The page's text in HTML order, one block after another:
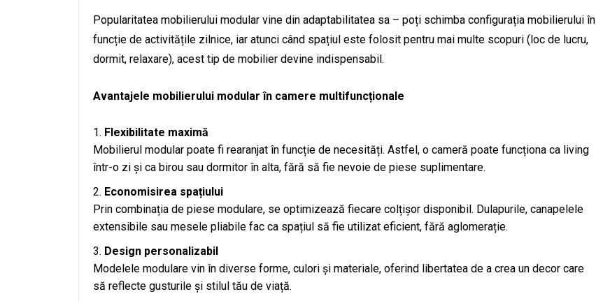
Popularitatea mobilierului modular vine din adaptabilitatea sa – poți schimba configurația mobilierului în
funcție de activitățile zilnice, iar atunci când spațiul este folosit pentru mai multe scopuri (loc de lucru,
dormit, relaxare), acest tip de mobilier devine indispensabil.
Avantajele mobilierului modular în camere multifuncționale
Flexibilitate maximă
Mobilierul modular poate fi rearanjat în funcție de necesități. Astfel, o cameră poate funcționa ca living
într-o zi și ca birou sau dormitor în alta, fără să fie nevoie de piese suplimentare.
Economisirea spațiului
Prin combinația de piese modulare, se optimizează fiecare colțișor disponibil. Dulapurile, canapelele
extensibile sau mesele pliabile fac ca spațiul să fie utilizat eficient, fără aglomerație.
Design personalizabil
Modelele modulare vin în diverse forme, culori și materiale, oferind libertatea de a crea un decor care
să reflecte gusturile și stilul tău de viață.